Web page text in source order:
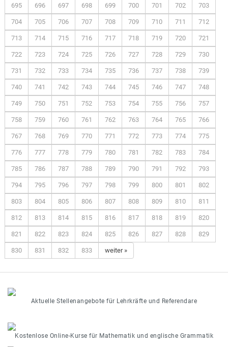
695 696 697 698 699 700 701 702 703
704 705 706 707 708 709 710 711 712
713 714 715 716 717 718 719 720 721
722 723 724 725 726 727 728 729 730
731 732 733 734 735 736 737 738 739
740 741 742 743 744 745 746 747 748
749 750 751 752 753 754 755 756 757
758 759 760 761 762 763 764 765 766
767 768 769 770 771 772 773 774 775
776 777 778 779 780 781 782 783 784
785 786 787 788 789 790 791 792 793
794 795 796 797 798 799 800 801 802
803 804 805 806 807 808 809 810 811
812 813 814 815 816 817 818 819 820
821 822 823 824 825 826 827 828 829
830 831 832 833 weiter »
Aktuelle Stellenangebote für Lehrkräfte und Referendare
Kostenlose Online-Kurse für Mathematik und englische Grammatik